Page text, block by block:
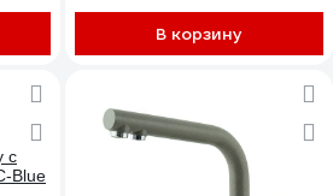
В корзину